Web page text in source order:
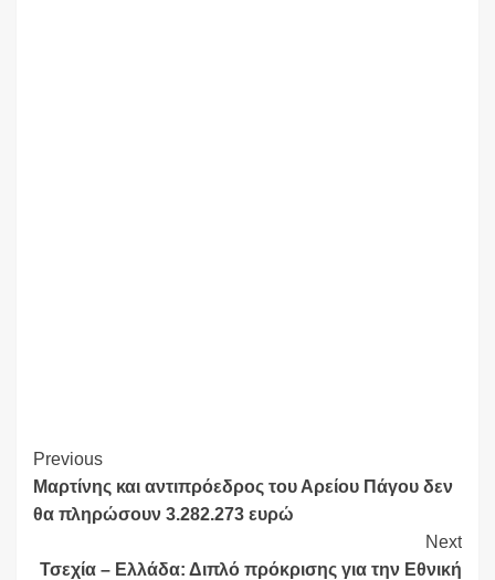
Continue
Reading
Previous
Μαρτίνης και αντιπρόεδρος του Αρείου Πάγου δεν
θα πληρώσουν 3.282.273 ευρώ
Next
Τσεχία – Ελλάδα: Διπλό πρόκρισης για την Εθνική